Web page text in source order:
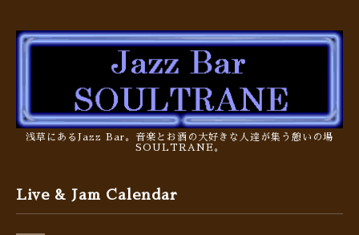
浅草にあるJazz Bar。音楽とお酒の大好きな人達が集う憩いの場
SOULTRANE。
Live & Jam Calendar